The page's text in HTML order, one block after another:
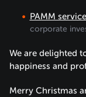
PAMM service
corporate
We are delighted
happiness and
Merry Christmas